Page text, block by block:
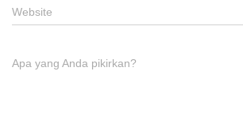
Website
Apa yang Anda pikirkan?